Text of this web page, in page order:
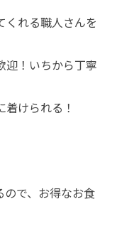
くれる職人さんを
迎！いちから丁寧
けられる！
ので、お得なお食